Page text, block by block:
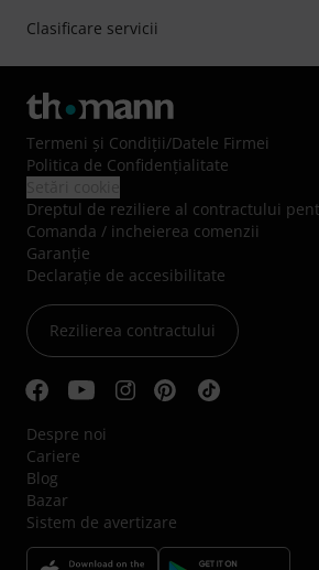
Clasificare servicii
Termeni şi Condiţii/Datele Firmei
Politica de Confidenţialitate
Dreptul de reziliere al contractului
Comanda / incheierea comenzii
Garanție
Declarație de accesibilitate
Rezilierea contractului
Despre noi
Cariere
Blog
Bazar
Sistem de avertizare